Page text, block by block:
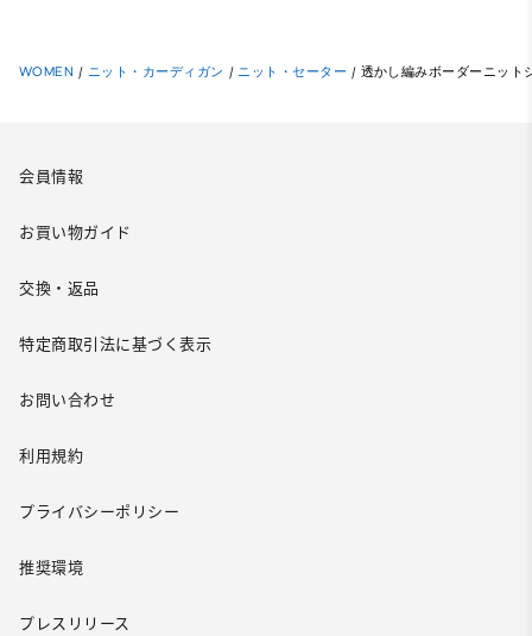
WOMEN / ニット・カーディガン / ニット・セーター / 透かし編みボーダーニット
会員情報
お買い物ガイド
交換・返品
特定商取引法に基づく表示
お問い合わせ
利用規約
プライバシーポリシー
推奨環境
プレスリリース